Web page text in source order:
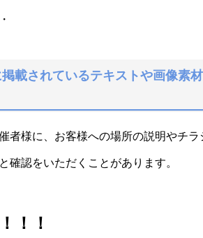
載されているテキストや画像素材
者様に、お客様への場所の説明やチ
確認をいただくことがあります。
！！